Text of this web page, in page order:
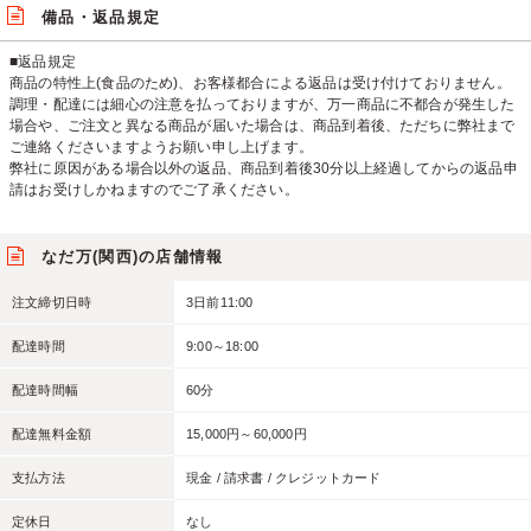
備品・返品規定
■返品規定
商品の特性上(食品のため)、お客様都合による返品は受け付けておりません。
調理・配達には細心の注意を払っておりますが、万一商品に不都合が発生した
場合や、ご注文と異なる商品が届いた場合は、商品到着後、ただちに弊社まで
ご連絡くださいますようお願い申し上げます。
弊社に原因がある場合以外の返品、商品到着後30分以上経過してからの返品申
請はお受けしかねますのでご了承ください。
なだ万(関西)の店舗情報
注文締切日時 3日前11:00
配達時間 9:00～18:00
配達時間幅 60分
配達無料金額 15,000円～60,000円
支払方法 現金 / 請求書 / クレジットカード
定休日 なし